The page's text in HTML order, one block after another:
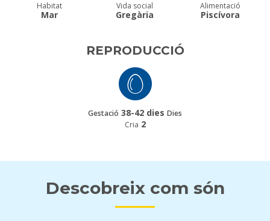
Habitat
Mar
Vida social
Gregària
Alimentació
Piscívora
REPRODUCCIÓ
Gestació 38-42 dies Dies
Cria 2
Descobreix com són